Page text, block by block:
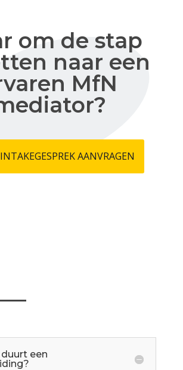
om de stap
naar een
MfN
AANVRAGEN
een